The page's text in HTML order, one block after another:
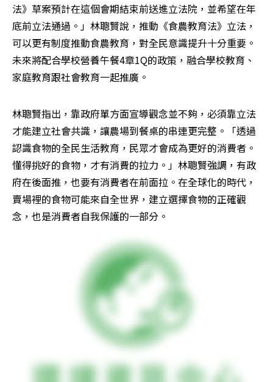
法》草案預計在這個會期結束前送進立法院，並希望在年
底前立法通過。」林聰賢說，推動《食農教育法》立法，
可以更有制度推動食農教育，對全民意識提升十分重要。
未來將配合學校營養午餐4章1Q的政策，融合學校教育、
家庭教育跟社會教育一起推廣。
林聰賢指出，靠政府單方面宣導觀念並不夠，必須靠立法
才能建立社會共識，讓農場到餐桌的串連更完整。「透過
認識食物的全民生活教育，民眾才會成為更好的消費者。
懂得挑好的食物，才有消費的拉力。」林聰賢強調，有政
府在後面推，也要有消費者在前面拉。在全球化的時代，
賣場裡的食物可能來自全世界，建立選擇食物的正確觀
念，也是消費者自我保護的一部分。